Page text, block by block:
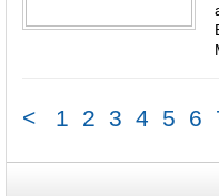
< 1 2 3 4 5 6